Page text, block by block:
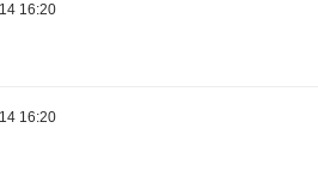
16:20
16:20